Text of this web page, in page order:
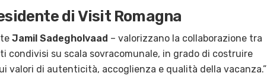
di Visit Romagna
Jamil Sadegholvaad – valorizzano la collaborazione tra
condivisi su scala sovracomunale, in grado di costruire
valori di autenticità, accoglienza e qualità della vacanza.”